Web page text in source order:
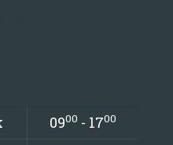
0900 - 1700